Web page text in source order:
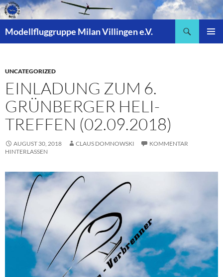
Zum
Inhalt
springen
Modellfluggruppe Milan Villingen e.V.
UNCATEGORIZED
EINLADUNG ZUM 6.
GRÜNBERGER HELI-
TREFFEN (02.09.2018)
AUGUST 30, 2018 CLAUS DOMNOWSKI
KOMMENTAR
HINTERLASSEN